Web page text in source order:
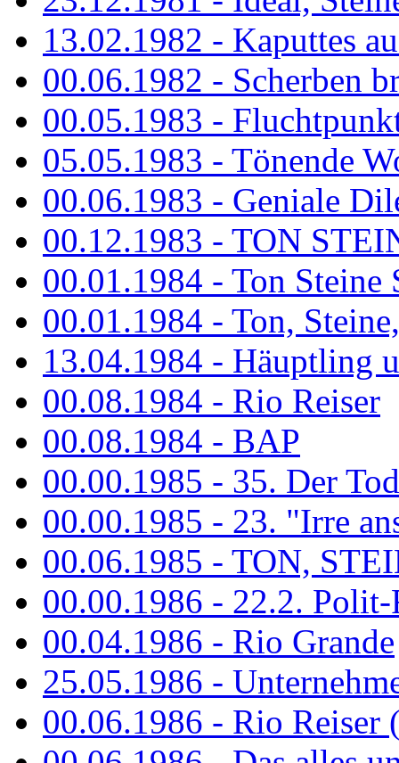
13.02.1982 - Kaputtes
00.06.1982 - Scherben
00.05.1983 -
05.05.1983 - Tönende
00.06.1983 - Geniale
00.12.1983 - TON
00.01.1984 - Ton Steine
00.01.1984 - Ton,
13.04.1984 - Häuptling
00.08.1984 - Rio Reiser
00.08.1984 - BAP
00.00.1985 - 35. Der
00.00.1985 - 23. "Irre
00.06.1985 - TON,
00.00.1986 - 22.2.
00.04.1986 - Rio Grande
25.05.1986 -
00.06.1986 - Rio Reiser